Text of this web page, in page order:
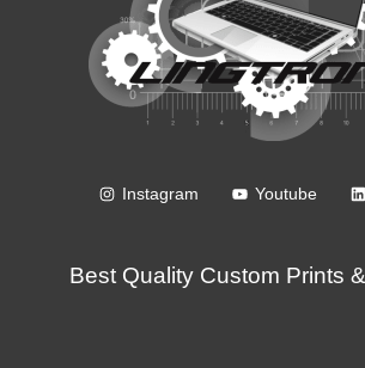
Instagram Youtube
Best Quality Custom Prints